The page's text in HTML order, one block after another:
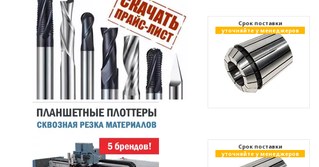
Cрок поставки
уточняйте у менеджеров
Cрок поставки
уточняйте у менеджеров